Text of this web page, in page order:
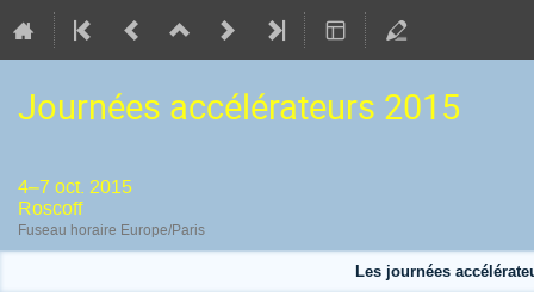
Journées accélérateurs 2015
4–7 oct. 2015
Roscoff
Fuseau horaire Europe/Paris
Les journées